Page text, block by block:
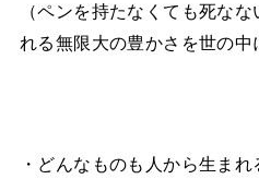
（ペンを持たなくても死な
れる無限大の豊かさを世の中
・どんなものも人から生まれ